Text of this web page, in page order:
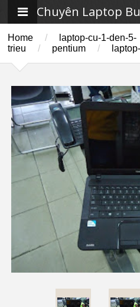
Chuyên Laptop
Home /
laptop-cu-1-den-5-
trieu
/ pentium /